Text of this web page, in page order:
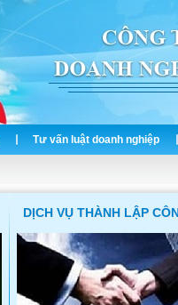
Tư vấn luật doanh nghiệp
DỊCH VỤ THÀNH LẬP